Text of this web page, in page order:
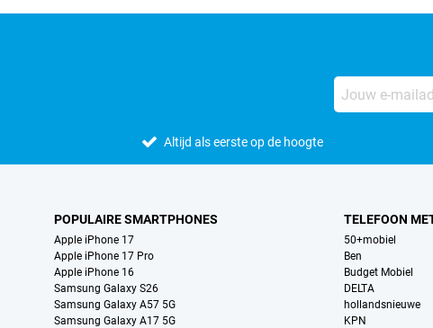
Altijd als eerste op de hoogte
POPULAIRE SMARTPHONES
Apple iPhone 17
Apple iPhone 17 Pro
Apple iPhone 16
Samsung Galaxy S26
Samsung Galaxy A57 5G
Samsung Galaxy A17 5G
TELEFOON
50+mobiel
Ben
Budget Mobiel
DELTA
hollandsnieuwe
KPN